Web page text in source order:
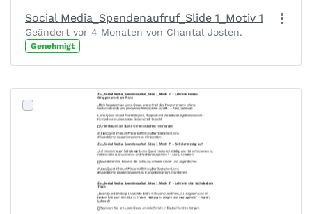
Social Media_Spendenaufruf_Slide 1_Motiv 1
Geändert vor 4 Monaten von Chantal Josten.
Genehmigt